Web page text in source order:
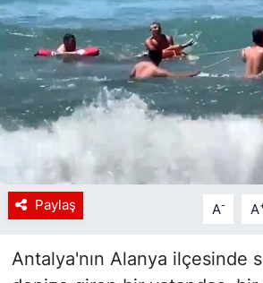
Paylaş A- A
Antalya'nın Alanya ilçesinde